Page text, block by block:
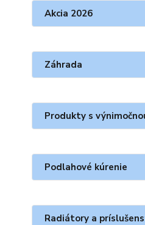
Akcia 2026
Záhrada
Produkty s
Podlahové kúrenie
Radiátory a